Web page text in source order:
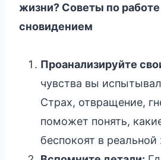
жизни? Советы по
сновидением
Проанализируйте
чувства вы
Страх, отвращение,
поможет понять,
беспокоят в